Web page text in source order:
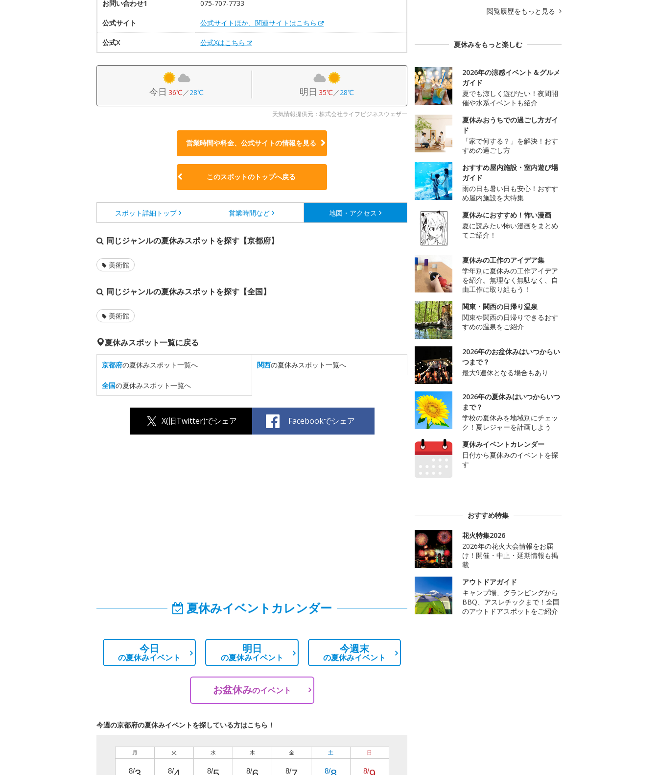
お問い合わせ1 075-707-7733
公式サイト 公式サイトほか、関連サイトはこちら
公式X 公式Xはこちら
今日 36℃／28℃ 明日 35℃／28℃
天気情報提供元：株式会社ライフビジネスウェザー
営業時間や料金、公式サイトの情報を見る
このスポットのトップへ戻る
スポット詳細 トップ 営業時間など 地図・アクセス
同じジャンルの夏休みスポットを探す【京都府】
美術館
同じジャンルの夏休みスポットを探す【全国】
美術館
夏休みスポット一覧に戻る
京都府の夏休みスポット一覧へ 関西の夏休みスポット一覧へ
全国の夏休みスポット一覧へ
X(旧Twitter)でシェア Facebookでシェア
夏休みイベントカレンダー
今日
の夏休みイベント
明日
の夏休みイベント
今週末
の夏休みイベント
お盆休みのイベント
今週の京都府の夏休みイベントを探している方はこちら！
月
8/
火
8/
水
8/
木
8/
金
8/
土
8/
日
8/
閲覧履歴をもっと見る
夏休みをもっと楽しむ
2026年の涼感イベント＆グルメ
ガイド
夏でも涼しく遊びたい！夜間開
催や水系イベントも紹介
夏休みおうちでの過ごし方ガイ
ド
「家で何する？」を解決！おす
すめの過ごし方
おすすめ屋内施設・室内遊び場
ガイド
雨の日も暑い日も安心！おすす
め屋内施設を大特集
夏休みにおすすめ！怖い漫画
夏に読みたい怖い漫画をまとめ
てご紹介！
夏休みの工作のアイデア集
学年別に夏休みの工作アイデア
を紹介。無理なく無駄なく、自
由工作に取り組もう！
関東・関西の日帰り温泉
関東や関西の日帰りできるおす
すめの温泉をご紹介
2026年のお盆休みはいつからい
つまで？
最大9連休となる場合もあり
2026年の夏休みはいつからいつ
まで？
学校の夏休みを地域別にチェッ
ク！夏レジャーを計画しよう
夏休みイベントカレンダー
日付から夏休みのイベントを探
す
おすすめ特集
花火特集2026
2026年の花火大会情報をお届
け！開催・中止・延期情報も掲
載
アウトドアガイド
キャンプ場、グランピングから
BBQ、アスレチックまで！全国
のアウトドアスポットをご紹介